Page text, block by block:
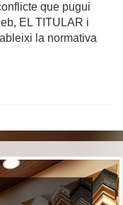
que pugui
EL TITULAR i
la normativa